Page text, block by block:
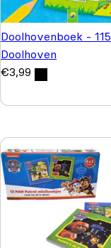
Doolhovenboek - 115
Doolhoven
€3,99